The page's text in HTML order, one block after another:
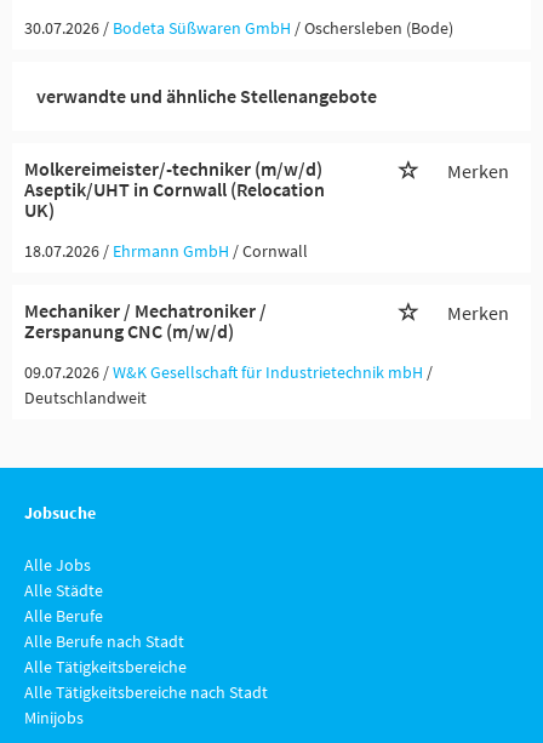
30.07.2026 / Bodeta Süßwaren GmbH / Oschersleben (Bode)
verwandte und ähnliche Stellenangebote
Molkereimeister/-techniker (m/w/d)
Aseptik/UHT in Cornwall (Relocation
UK)
Merken
18.07.2026 / Ehrmann GmbH / Cornwall
Mechaniker / Mechatroniker /
Zerspanung CNC (m/w/d)
Merken
09.07.2026 /W&K Gesellschaft für Industrietechnik mbH /
Deutschlandweit
Jobsuche
Alle Jobs
Alle Städte
Alle Berufe
Alle Berufe nach Stadt
Alle Tätigkeitsbereiche
Alle Tätigkeitsbereiche nach Stadt
Minijobs